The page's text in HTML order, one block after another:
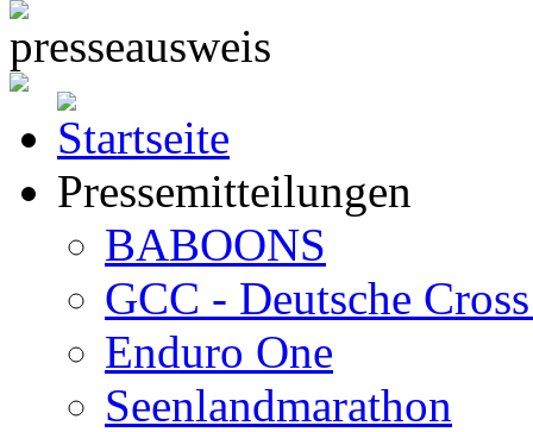
Pressemitteilungen
BABOONS
GCC - Deutsche
Enduro One
Seenlandmarathon